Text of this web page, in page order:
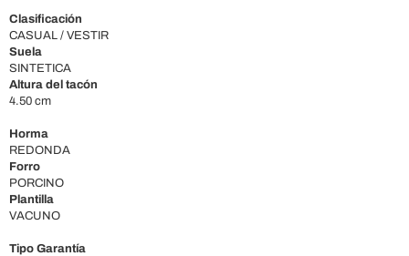
Clasificación
CASUAL / VESTIR
Suela
SINTETICA
Altura del tacón
4.50 cm
Horma
REDONDA
Forro
PORCINO
Plantilla
VACUNO
Tipo Garantía